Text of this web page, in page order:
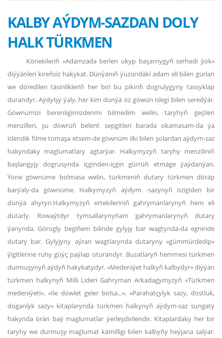
KALBY AÝDYM-SAZDAN DOLY
HALK TÜRKMEN
Könekileriň «Adamzada berlen ukyp başarnygyň serhedi ýok»
diýýänleri kireňsiz hakykat. Dünýäniň ýüzündäki adam eli bilen gurlan
we döredilen täsinlikleriň her biri bu pikiriň dogrulygyny tassyklap
durandyr. Aýdylşy ýaly, her kim dünýä öz göwün islegi bilen seredýär.
Göwnümizi berenligimizdenmi bilmedim welin, taryhyň geçilen
menzilleri, şu döwrüň belent sepgitleri barada okamasam-da ýa
islendik filme tomaşa etsem-de göwnüm ilki bilen şolardan aýdym-saz
hakyndaky maglumatlary agtarýar. Halkymyzyň taryhy menziliniň
başlangyjy dogrusynda içginden-içgin gürrüň etmäge ýaýdanýan.
Ýöne göwnüme bolmasa welin, türkmeniň dutary türkmen döräp
barýaly-da göwnüme. Halkymyzyň aýdym -sazynyň özigiden bir
dünýä ahyryn.Halkymyzyň ertekileriniň gahrymanlarynyň hem eli
dutarly. Rowaýtdyr tymsallarynyňam gahrymanlarynyň dutary
ýanynda. Görogly begiňem bilinde gylyjy bar wagtynda-da egninde
dutary bar. Gylyjyny aýran wagtlarynda dutaryny «gümmürdedip»
ýigitlerine ruhy güýç paýlap oturandyr. Buzatlaryň hemmesi türkmen
durmuşynyň aýdyň hakykatydyr. «Medeniýet halkyň kalbydyr» diýýän
türkmen halkynyň Milli Lideri Gahryman Arkadagymyzyň «Türkmen
medeniýeti», «Ile döwlet geler bolsa...», «Parahatçylyk sazy, dostluk,
doganlyk sazy» kitaplarynda türkmen halkynyň aýdym-saz sungaty
hakynda örän baý maglumatlar ýerleşdirilendir. Kitaplardaky her bir
taryhy we durmuşy maglumat kämilligi bilen kalbyňy heýjana salýar.